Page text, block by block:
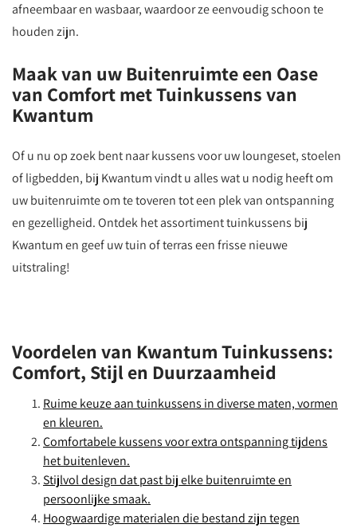
afneembaar en wasbaar, waardoor ze eenvoudig schoon te
houden zijn.
Maak van uw Buitenruimte een Oase
van Comfort met Tuinkussens van
Kwantum
Of u nu op zoek bent naar kussens voor uw loungeset, stoelen
of ligbedden, bij Kwantum vindt u alles wat u nodig heeft om
uw buitenruimte om te toveren tot een plek van ontspanning
en gezelligheid. Ontdek het assortiment tuinkussens bij
Kwantum en geef uw tuin of terras een frisse nieuwe
uitstraling!
Voordelen van Kwantum Tuinkussens:
Comfort, Stijl en Duurzaamheid
Ruime keuze aan tuinkussens in diverse maten, vormen
en kleuren.
Comfortabele kussens voor extra ontspanning tijdens
het buitenleven.
Stijlvol design dat past bij elke buitenruimte en
persoonlijke smaak.
Hoogwaardige materialen die bestand zijn tegen